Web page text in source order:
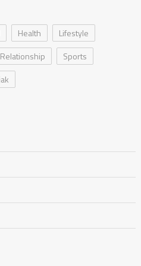
Health
Lifestyle
Relationship
Sports